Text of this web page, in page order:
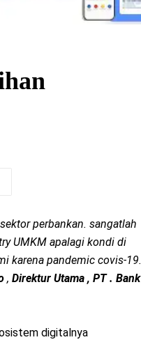
perbankan. sangatlah
UMKM apalagi kondi di
karena pandemic covis-19.
, Direktur Utama , PT . Bank
digitalnya